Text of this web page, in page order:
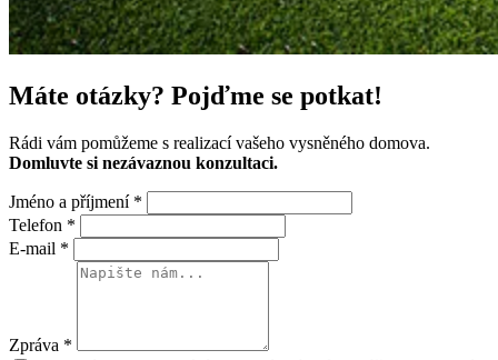
Máte otázky? Pojďme se potkat!
Rádi vám pomůžeme s realizací vašeho vysněného domova.
Domluvte si nezávaznou konzultaci.
Jméno a příjmení *
Telefon *
E-mail *
Zpráva *